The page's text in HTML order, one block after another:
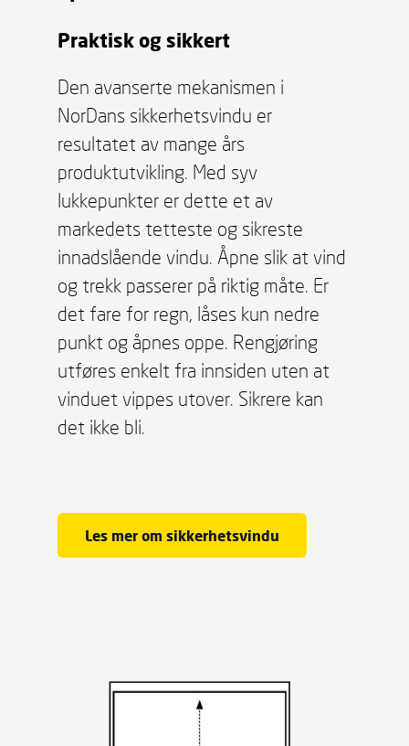
Praktisk og sikkert
Den avanserte mekanismen i
NorDans sikkerhetsvindu er
resultatet av mange års
produktutvikling. Med syv
lukkepunkter er dette et av
markedets tetteste og sikreste
innadslående vindu. Åpne slik at vind
og trekk passerer på riktig måte. Er
det fare for regn, låses kun nedre
punkt og åpnes oppe. Rengjøring
utføres enkelt fra innsiden uten at
vinduet vippes utover. Sikrere kan
det ikke bli.
Les mer om sikkerhetsvindu